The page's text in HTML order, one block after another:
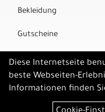
Bekleidung
Gutscheine
Marken
Diese Internetseite
beste Webseiten-
Informationen finden